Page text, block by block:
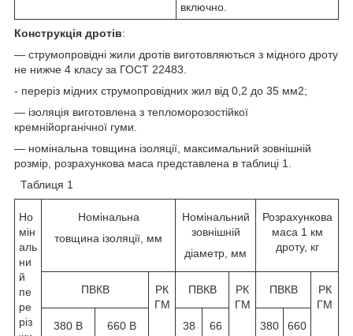
включно.
Конструкція дротів:
— струмопровідні жили дротів виготовляються з мідного дроту
не нижче 4 класу за ГОСТ 22483.
- переріз мідних струмопровідних жил від 0,2 до 35 мм2;
— ізоляція виготовлена з тепломорозостійкої
кремнійорганічної гуми.
— номінальна товщина ізоляції, максимальний зовнішній
розмір, розрахункова маса представлена в таблиці 1.
Таблиця 1
Но
мін
аль
ни
й
пе
ре
різ
Номінальна
товщина ізоляції, мм
Номінальний
зовнішній
діаметр, мм
Розрахункова
маса 1 км
дроту, кг
ПВКВ
РК
ГМ
ПВКВ
РК
ГМ
ПВКВ
РК
ГМ
380 В
660 В
38
66
380
660